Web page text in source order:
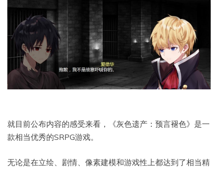
就目前公布内容的感受来看，《灰色遗产：预言褪色》是一
款相当优秀的SRPG游戏。
无论是在立绘、剧情、像素建模和游戏性上都达到了相当精